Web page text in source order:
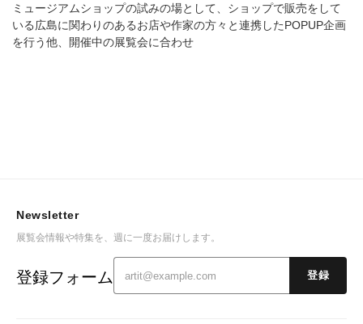
ミュージアムショップの試みの場として、ショップで販売をして
いる広島に関わりのあるお店や作家の方々と連携したPOPUP企画
を行う他、開催中の展覧会に合わせ
Newsletter
展覧会情報や特集を、週に一度お届けします。
登録フォーム 登録